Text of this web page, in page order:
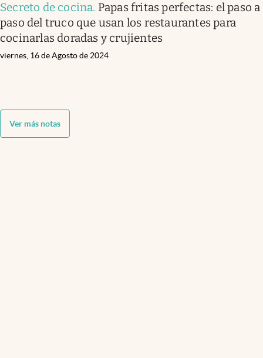
Secreto de cocina. Papas fritas perfectas: el paso a
paso del truco que usan los restaurantes para
cocinarlas doradas y crujientes
viernes, 16 de Agosto de 2024
Ver más notas